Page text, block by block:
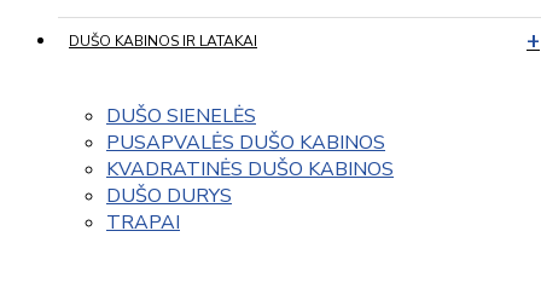
DUŠO KABINOS IR LATAKAI
DUŠO SIENELĖS
PUSAPVALĖS DUŠO KABINOS
KVADRATINĖS DUŠO KABINOS
DUŠO DURYS
TRAPAI